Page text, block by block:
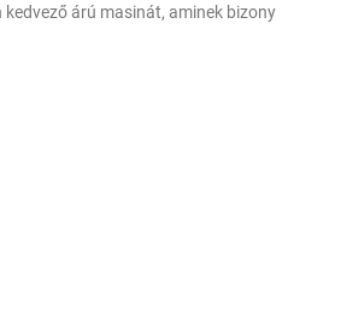
árú masinát, aminek bizony